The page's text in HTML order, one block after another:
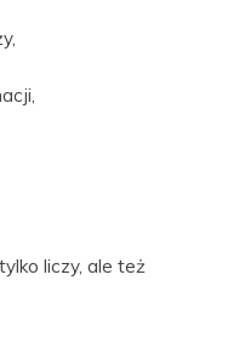
liczy, ale też